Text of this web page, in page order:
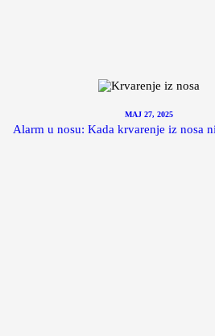
MAJ 27, 2025
Alarm u nosu: Kada krvarenje iz nosa